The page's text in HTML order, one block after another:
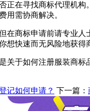
在寻找商标代理机构
用需协商解决。
商标申请前请专业人
想快速而无风险地获
于如何注册服装商标
记如何申请？ 下一篇：